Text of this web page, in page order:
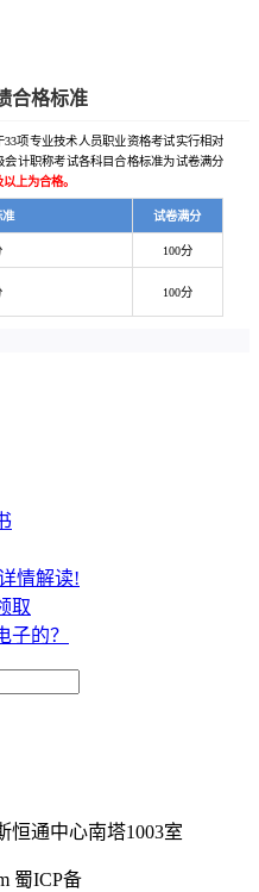
合格标准
项专业技术人员职业资格考试实行相对
计职称考试各科目合格标准为试卷满分
上为合格。
准 试卷满分
100分
100分
情解读!
取
子的？
恒通中心南塔1003室
蜀ICP备